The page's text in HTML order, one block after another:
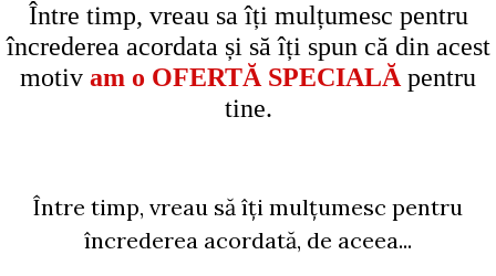
Între timp, vreau sa îți mulțumesc pentru
încrederea acordata și să îți spun că din acest
motiv am o OFERTĂ SPECIALĂpentru
tine.
Între timp, vreau să îți mulțumesc pentru
încrederea acordată, de aceea...